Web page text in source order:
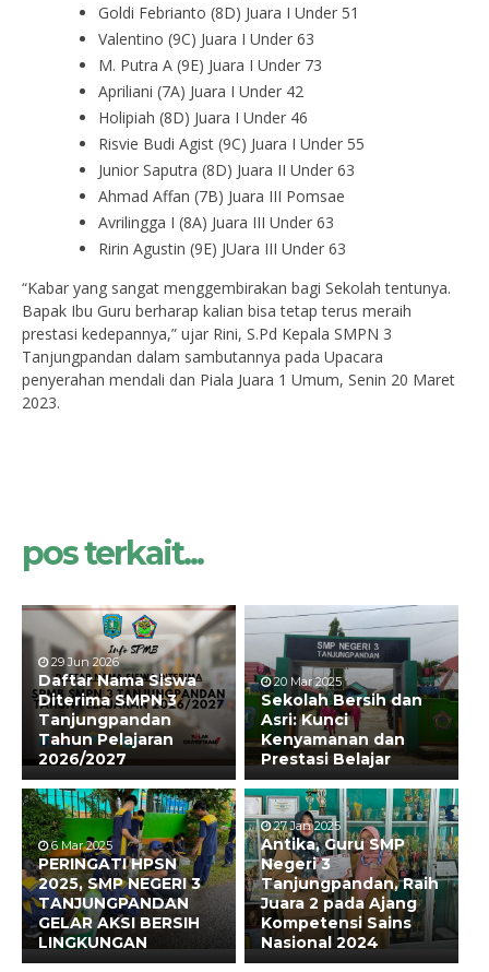
Goldi Febrianto (8D) Juara I Under 51
Valentino (9C) Juara I Under 63
M. Putra A (9E) Juara I Under 73
Apriliani (7A) Juara I Under 42
Holipiah (8D) Juara I Under 46
Risvie Budi Agist (9C) Juara I Under 55
Junior Saputra (8D) Juara II Under 63
Ahmad Affan (7B) Juara III Pomsae
Avrilingga I (8A) Juara III Under 63
Ririn Agustin (9E) JUara III Under 63
“Kabar yang sangat menggembirakan bagi Sekolah tentunya.
Bapak Ibu Guru berharap kalian bisa tetap terus meraih
prestasi kedepannya,” ujar Rini, S.Pd Kepala SMPN 3
Tanjungpandan dalam sambutannya pada Upacara
penyerahan mendali dan Piala Juara 1 Umum, Senin 20 Maret
2023.
pos terkait...
29 Jun 2026
Daftar Nama Siswa
Diterima SMPN 3
Tanjungpandan
Tahun Pelajaran
2026/2027
20 Mar 2025
Sekolah Bersih dan
Asri: Kunci
Kenyamanan dan
Prestasi Belajar
6 Mar 2025
PERINGATI HPSN
2025, SMP NEGERI 3
TANJUNGPANDAN
GELAR AKSI BERSIH
LINGKUNGAN
27 Jan 2025
Antika, Guru SMP
Negeri 3
Tanjungpandan, Raih
Juara 2 pada Ajang
Kompetensi Sains
Nasional 2024